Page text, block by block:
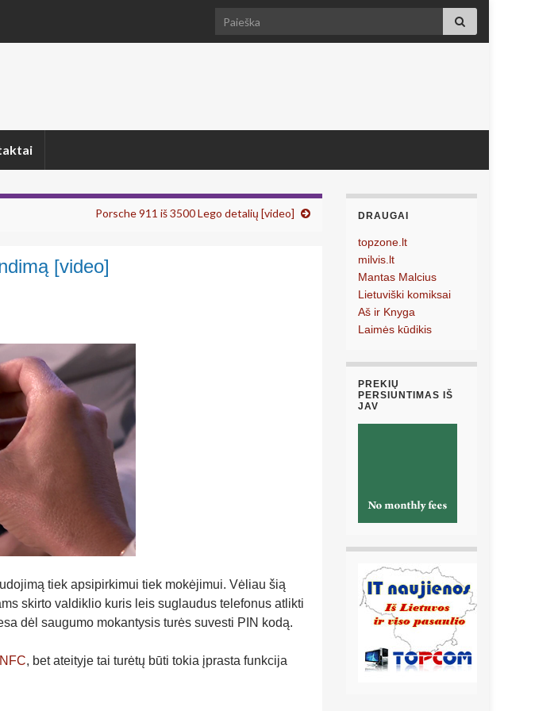
Search for:
Porsche 911 iš 3500 Lego detalių [video]
[video]
tiek apsipirkimui tiek mokėjimui. Vėliau šią
skirto valdiklio kuris leis suglaudus telefonus atlikti
dėl saugumo mokantysis turės suvesti PIN kodą.
, bet ateityje tai turėtų būti tokia įprasta funkcija
DRAUGAI
topzone.lt
milvis.lt
Mantas Malcius
Lietuviški komiksai
Aš ir Knyga
Laimės kūdikis
PREKIŲ
PERSIUNTIMAS IŠ
JAV